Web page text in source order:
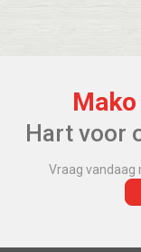
Hart voor
Vraag vandaag